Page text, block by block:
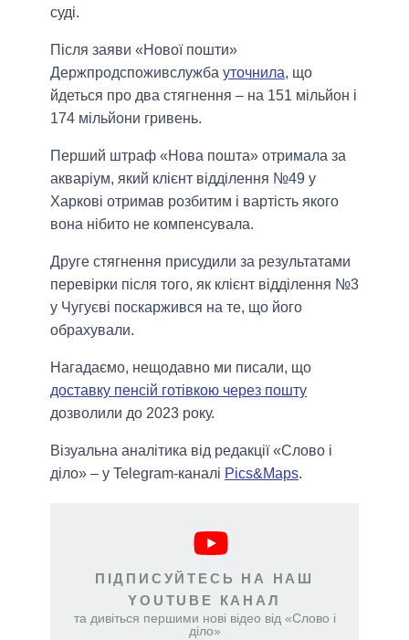
суді.
Після заяви «Нової пошти»
Держпродспоживслужба уточнила, що
йдеться про два стягнення – на 151 мільйон і
174 мільйони гривень.
Перший штраф «Нова пошта» отримала за
акваріум, який клієнт відділення №49 у
Харкові отримав розбитим і вартість якого
вона нібито не компенсувала.
Друге стягнення присудили за результатами
перевірки після того, як клієнт відділення №3
у Чугуєві поскаржився на те, що його
обрахували.
Нагадаємо, нещодавно ми писали, що
доставку пенсій готівкою через пошту
дозволили до 2023 року.
Візуальна аналітика від редакції «Слово і
діло» – у Telegram-каналі Pics&Maps.
ПІДПИСУЙТЕСЬ НА НАШ
YOUTUBE КАНАЛ
та дивіться першими нові відео від «Слово і
діло»